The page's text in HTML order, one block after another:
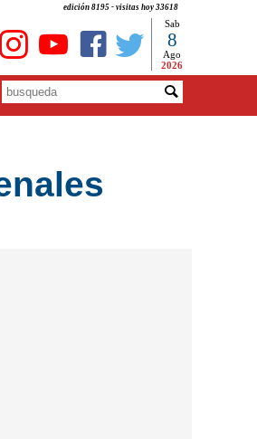
edición 8195 - visitas hoy 33618
Sab
8
Ago
2026